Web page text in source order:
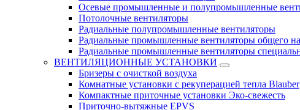
Осевые промышленные и полупромышленные
Потолочные вентиляторы
Радиальные полупромышленные вентиляторы
Радиальные промышленные вентиляторы общего
Радиальные промышленные вентиляторы
ВЕНТИЛЯЦИОННЫЕ УСТАНОВКИ
Бризеры с очисткой воздуха
Комнатные установки с рекуперацией тепла
Компактные приточные установки Эко-свежесть
Приточно-вытяжные EPVS